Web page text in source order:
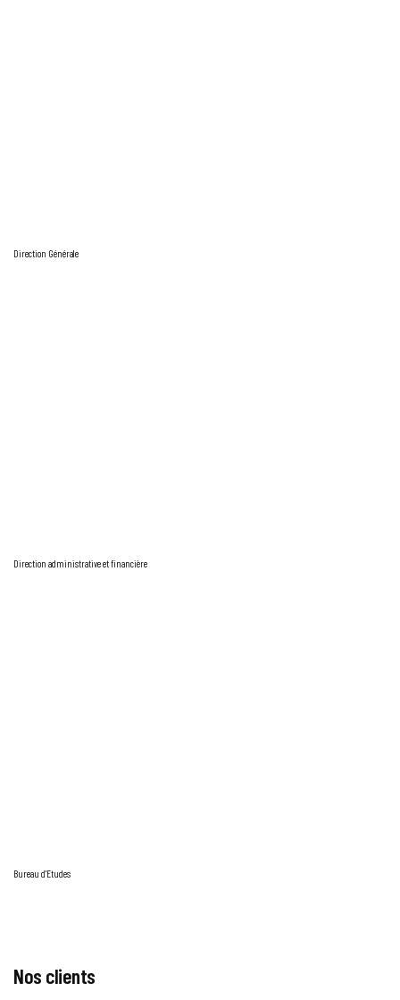
Direction Générale
Direction administrative et financière
Bureau d'Etudes
Nos clients